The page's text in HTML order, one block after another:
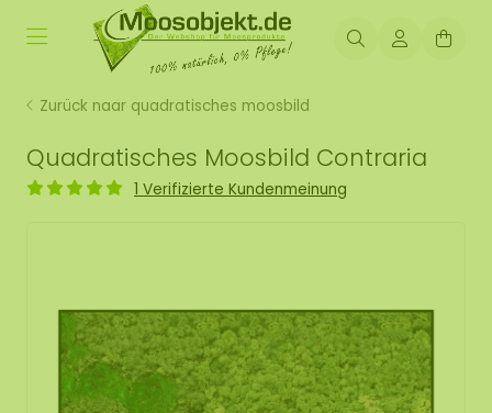
Zurück naar quadratisches moosbild
Quadratisches Moosbild Contraria
1 Verifizierte Kundenmeinung